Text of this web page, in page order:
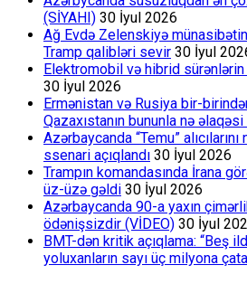
(SİYAHI) 30 İyul 2026
Ağ Evdə Zelenskiyə
Tramp qalibləri sevir 30 İyul
Elektromobil və hibrid
30 İyul 2026
Ermənistan və Rusiya bir-
Qazaxıstanın bununla nə əlaqəsi
Azərbaycanda “Temu”
ssenari açıqlandı 30 İyul 2026
Trampın komandasında İrana
üz-üzə gəldi 30 İyul 2026
Azərbaycanda 90-a yaxın
ödənişsizdir (VİDEO) 30 İyul
BMT-dən kritik açıqlama: “Beş
yoluxanların sayı üç milyona